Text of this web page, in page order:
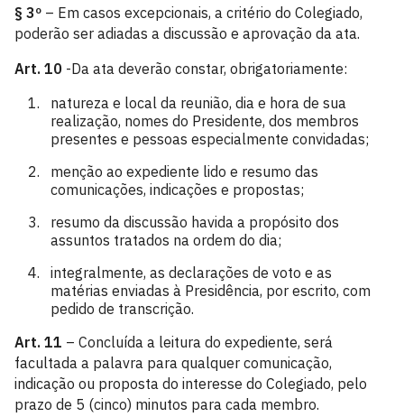
§ 3º – Em casos excepcionais, a critério do Colegiado,
poderão ser adiadas a discussão e aprovação da ata.
Art. 10 -Da ata deverão constar, obrigatoriamente:
natureza e local da reunião, dia e hora de sua
realização, nomes do Presidente, dos membros
presentes e pessoas especialmente convidadas;
menção ao expediente lido e resumo das
comunicações, indicações e propostas;
resumo da discussão havida a propósito dos
assuntos tratados na ordem do dia;
integralmente, as declarações de voto e as
matérias enviadas à Presidência, por escrito, com
pedido de transcrição.
Art. 11 – Concluída a leitura do expediente, será
facultada a palavra para qualquer comunicação,
indicação ou proposta do interesse do Colegiado, pelo
prazo de 5 (cinco) minutos para cada membro.